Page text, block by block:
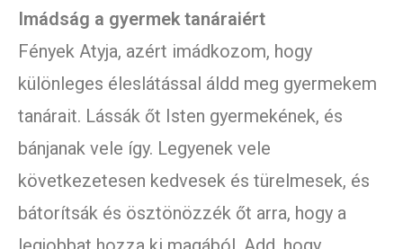
Imádság a gyermek tanáraiért
Fények Atyja, azért imádkozom, hogy
különleges éleslátással áldd meg gyermekem
tanárait. Lássák őt Isten gyermekének, és
bánjanak vele így. Legyenek vele
következetesen kedvesek és türelmesek, és
bátorítsák és ösztönözzék őt arra, hogy a